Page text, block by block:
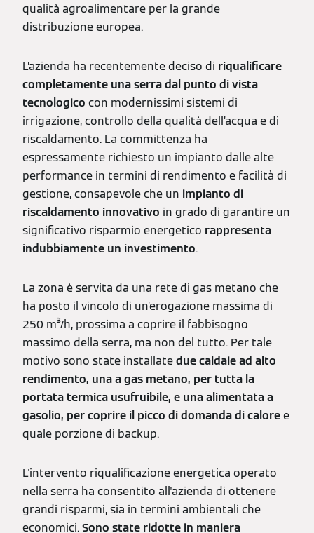
qualità agroalimentare per la grande
distribuzione europea.
L’azienda ha recentemente deciso di riqualificare
completamente una serra dal punto di vista
tecnologico con modernissimi sistemi di
irrigazione, controllo della qualità dell’acqua e di
riscaldamento. La committenza ha
espressamente richiesto un impianto dalle alte
performance in termini di rendimento e facilità di
gestione, consapevole che un impianto di
riscaldamento innovativo in grado di garantire un
significativo risparmio energetico rappresenta
indubbiamente un investimento.
La zona è servita da una rete di gas metano che
ha posto il vincolo di un’erogazione massima di
250 m³/h, prossima a coprire il fabbisogno
massimo della serra, ma non del tutto. Per tale
motivo sono state installatedue caldaie ad alto
rendimento, una a gas metano, per tutta la
portata termica usufruibile, e una alimentata a
gasolio, per coprire il picco di domanda di caloree
quale porzione di backup.
L'intervento riqualificazione energetica operato
nella serra ha consentito all'azienda di ottenere
grandi risparmi, sia in termini ambientali che
economici.Sono state ridotte in maniera